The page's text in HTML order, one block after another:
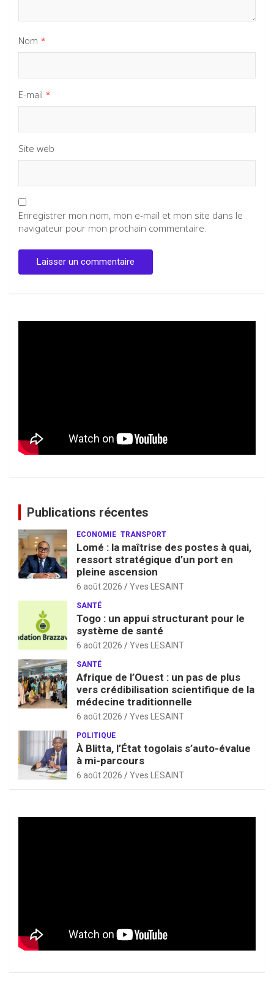
Nom *
E-mail *
Site web
Enregistrer mon nom, mon e-mail et mon site dans le
navigateur pour mon prochain commentaire.
Publications récentes
ECONOMIE TRANSPORT
Lomé : la maîtrise des postes à quai,
ressort stratégique d’un port en
pleine ascension
6 août 2026 Yves LESAINT
SANTÉ
Togo : un appui structurant pour le
système de santé
6 août 2026 Yves LESAINT
SANTÉ
Afrique de l’Ouest : un pas de plus
vers crédibilisation scientifique de la
médecine traditionnelle
6 août 2026 Yves LESAINT
POLITIQUE
À Blitta, l’État togolais s’auto-évalue
à mi-parcours
6 août 2026 Yves LESAINT